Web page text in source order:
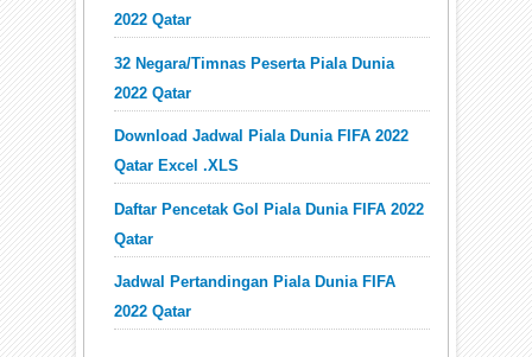
2022 Qatar
32 Negara/Timnas Peserta Piala Dunia
2022 Qatar
Download Jadwal Piala Dunia FIFA 2022
Qatar Excel .XLS
Daftar Pencetak Gol Piala Dunia FIFA 2022
Qatar
Jadwal Pertandingan Piala Dunia FIFA
2022 Qatar